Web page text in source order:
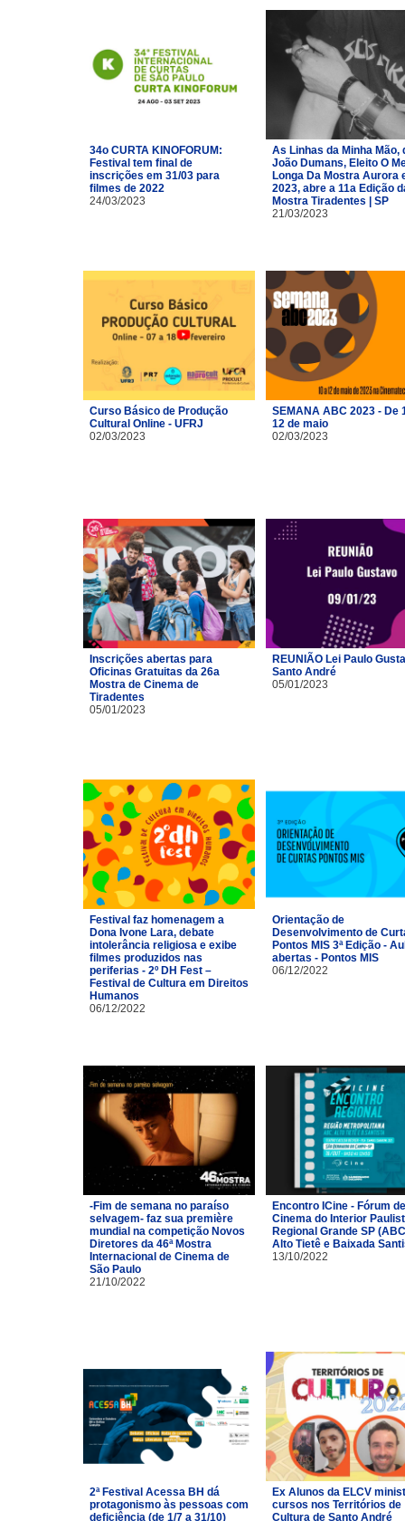
34o CURTA KINOFORUM:
Festival tem final de
inscrições em 31/03 para
filmes de 2022
24/03/2023
As Linhas da Minha Mão,
João Dumans, Eleito O
Longa Da Mostra Aurora
2023, abre a 11a Edição
Mostra Tiradentes | SP
21/03/2023
Curso Básico de Produção
Cultural Online - UFRJ
02/03/2023
SEMANA ABC 2023 - De
12 de maio
02/03/2023
Inscrições abertas para
Oficinas Gratuitas da 26a
Mostra de Cinema de
Tiradentes
05/01/2023
REUNIÃO Lei Paulo
Santo André
05/01/2023
Festival faz homenagem a
Dona Ivone Lara, debate
intolerância religiosa e exibe
filmes produzidos nas
periferias - 2º DH Fest –
Festival de Cultura em Direitos
Humanos
06/12/2022
Orientação de
Desenvolvimento de
Pontos MIS 3ª Edição -
abertas - Pontos MIS
06/12/2022
-Fim de semana no paraíso
selvagem- faz sua première
mundial na competição Novos
Diretores da 46ª Mostra
Internacional de Cinema de
São Paulo
21/10/2022
Encontro ICine - Fórum de
Cinema do Interior
Regional Grande SP
Alto Tietê e Baixada
13/10/2022
2ª Festival Acessa BH dá
protagonismo às pessoas com
deficiência (de 1/7 a 31/10) _
Ex Alunos da ELCV
cursos nos Territórios de
Cultura de Santo André